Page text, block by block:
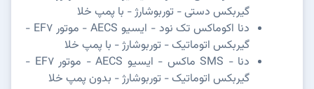
گیربکس دستی - توربوشارژ - با پمپ خلا
دنا اکوماکس تک نود - ایسیو AECS - موتور EF7 -
گیربکس اتوماتیک - توربوشارژ - با پمپ خلا
دنا - SMS ماکس - ایسیو AECS - موتور EF7 -
گیربکس اتوماتیک - توربوشارژ - بدون پمپ خلا